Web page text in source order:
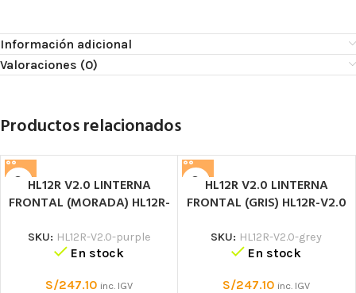
Información adicional
Valoraciones (0)
Productos relacionados
HL12R V2.0 LINTERNA
FRONTAL (MORADA) HL12R-
seguridad
SKU: HL12R-V2.0-purple
En stock
S/247.10 inc. IGV
HL12R V2.0 LINTERNA
FRONTAL (GRIS) HL12R-V2.0
seguridad
SKU: HL12R-V2.0-grey
En stock
S/247.10 inc. IGV